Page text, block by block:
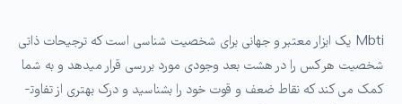
Mbti یک ابزار معتبر و جهانی برای شخصیت شناسی است که ترجیحات ذاتی
شخصیت هر کس را در هشت بعد وجودی مورد بررسی قرار می­دهد و به شما
کمک می­ کند که نقاط ضعف و قوت خود را بشناسید و درک بهتری از تفاوت­